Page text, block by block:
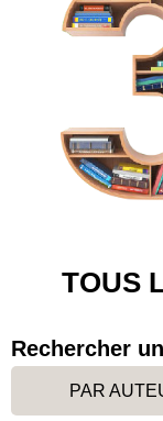
TOUS
Rechercher
PAR